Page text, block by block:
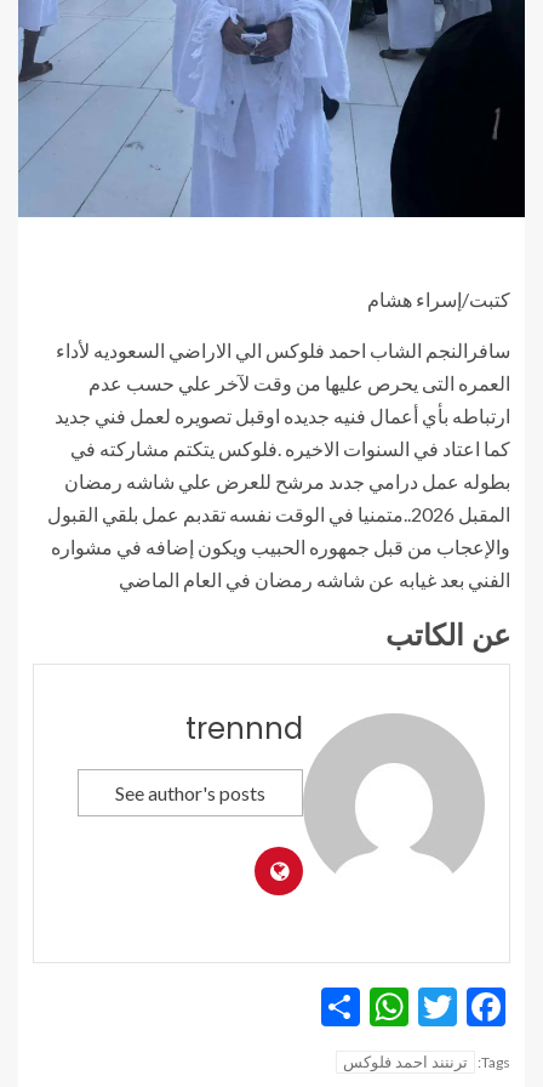
كتبت/إسراء هشام
سافرالنجم الشاب احمد فلوكس الي الاراضي السعوديه لأداء
العمره التى يحرص عليها من وقت لآخر علي حسب عدم
ارتباطه بأي أعمال فنيه جديده اوقبل تصويره لعمل فني جديد
كما اعتاد في السنوات الاخيره .فلوكس يتكتم مشاركته في
بطوله عمل درامي جدىد مرشح للعرض علي شاشه رمضان
المقبل 2026..متمنيا في الوقت نفسه تقدبم عمل بلقي القبول
والإعجاب من قبل جمهوره الحبيب ويكون إضافه في مشواره
الفني بعد غيابه عن شاشه رمضان في العام الماضي
عن الكاتب
trennnd
See author's posts
Facebook
Twitter
WhatsApp
Tags: ترننند احمد فلوكس